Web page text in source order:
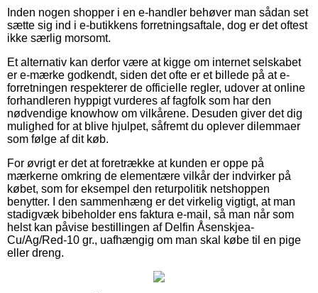
Inden nogen shopper i en e-handler behøver man sådan set
sætte sig ind i e-butikkens forretningsaftale, dog er det oftest
ikke særlig morsomt.
Et alternativ kan derfor være at kigge om internet selskabet
er e-mærke godkendt, siden det ofte er et billede på at e-
forretningen respekterer de officielle regler, udover at online
forhandleren hyppigt vurderes af fagfolk som har den
nødvendige knowhow om vilkårene. Desuden giver det dig
mulighed for at blive hjulpet, såfremt du oplever dilemmaer
som følge af dit køb.
For øvrigt er det at foretrække at kunden er oppe på
mærkerne omkring de elementære vilkår der indvirker på
købet, som for eksempel den returpolitik netshoppen
benytter. I den sammenhæng er det virkelig vigtigt, at man
stadigvæk bibeholder ens faktura e-mail, så man når som
helst kan påvise bestillingen af Delfin Åsenskjea-
Cu/Ag/Red-10 gr., uafhængig om man skal købe til en pige
eller dreng.